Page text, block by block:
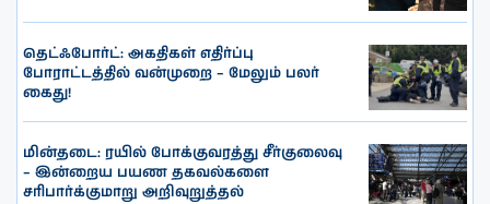
தெட்ஃபோர்ட்: அகதிகள் எதிர்ப்பு
போராட்டத்தில் வன்முறை – மேலும் பலர்
கைது!
மின்தடை: ரயில் போக்குவரத்து சீர்குலைவு
– இன்றைய பயண தகவல்களை
சரிபார்க்குமாறு அறிவுறுத்தல்